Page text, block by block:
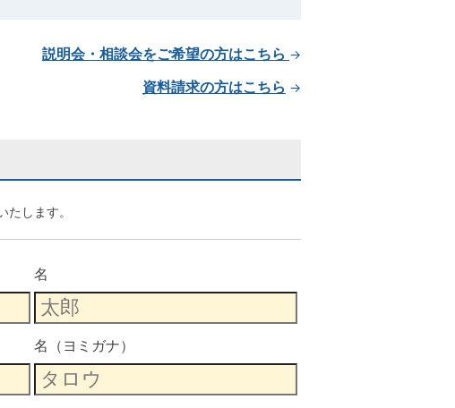
説明会・相談会をご希望の方はこちら →
資料請求の方はこちら →
します。
名
名（ヨミガナ）